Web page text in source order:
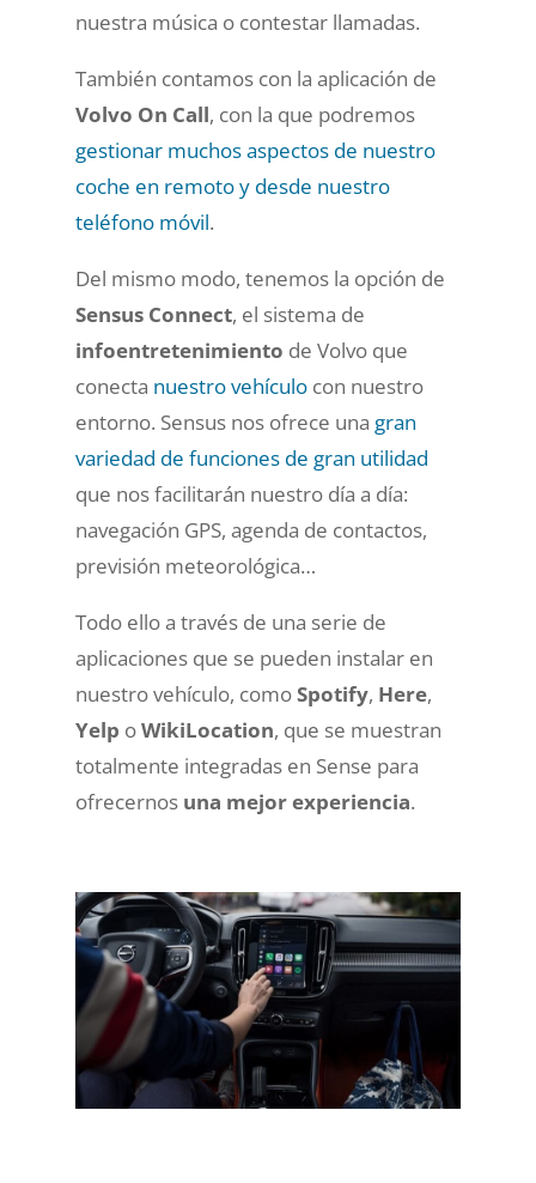
nuestra música o contestar llamadas.
También contamos con la aplicación de
Volvo On Call, con la que podremos
gestionar muchos aspectos de nuestro
coche en remoto y desde nuestro
teléfono móvil.
Del mismo modo, tenemos la opción de
Sensus Connect, el sistema de
infoentretenimiento de Volvo que
conecta nuestro vehículocon nuestro
entorno. Sensus nos ofrece una gran
variedad de funciones de gran utilidad
que nos facilitarán nuestro día a día:
navegación GPS, agenda de contactos,
previsión meteorológica…
Todo ello a través de una serie de
aplicaciones que se pueden instalar en
nuestro vehículo, comoSpotify, Here,
Yelp oWikiLocation, que se muestran
totalmente integradas en Sense para
ofrecernos una mejor experiencia.